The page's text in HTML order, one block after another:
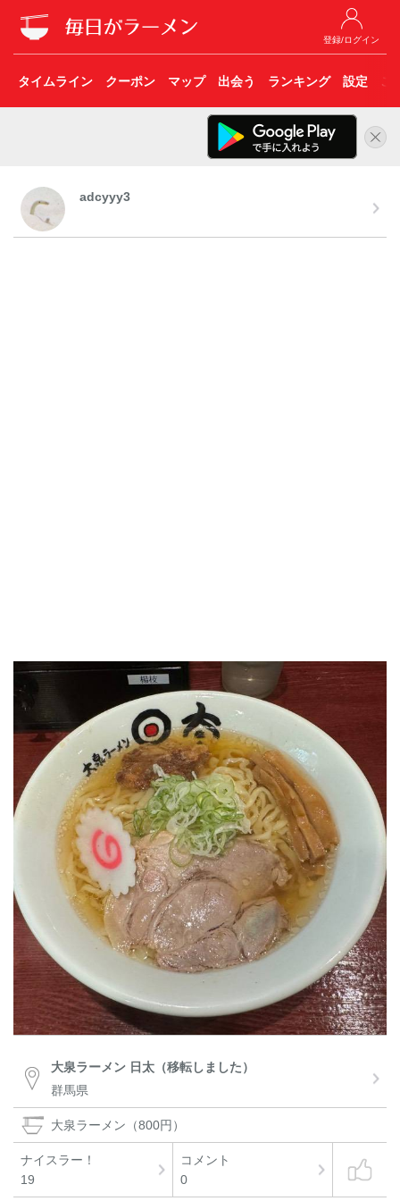
登録/ログイン
タイムライン クーポン マップ 出会う ランキング 設定 こ
adcyyy3
大泉ラーメン 日太（移転しました）
群馬県
大泉ラーメン（800円）
ナイスラー！
19
コメント
0